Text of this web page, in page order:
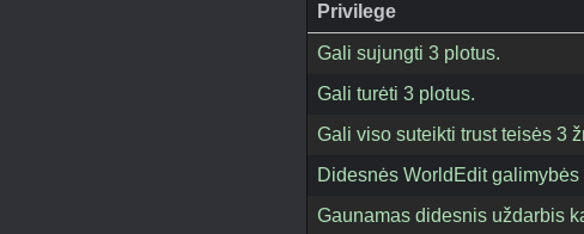
Privilege
Gali sujungti 3 plotus.
Gali turėti 3 plotus.
Gali viso suteikti trust teisės 3
Didesnės WorldEdit galimybės
Gaunamas didesnis uždarbis